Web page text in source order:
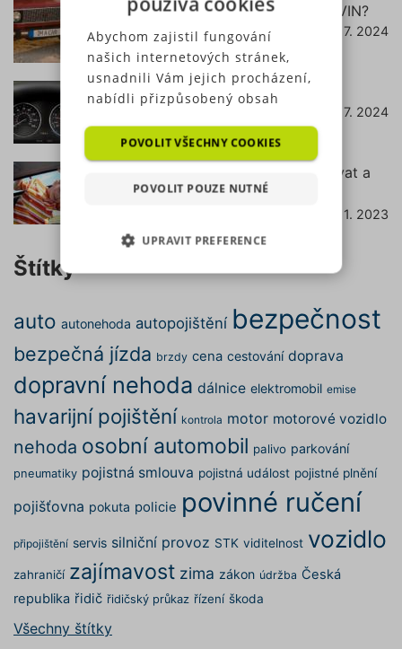
Jak zjistit pojištění podle RZ (SPZ) a VIN?
číst dále 18. 7. 2024
Co znamená svítící kontrolka EPC?
22. 7. 2024
Podsedák do auta – od kdy ho používat a
jak vybrat ten správný?
7. 11. 2023
Štítky
auto autonehoda autopojištění bezpečnost
bezpečná jízda brzdy cena cestování doprava
dopravní nehoda dálnice elektromobil emise
havarijní pojištění kontrola motor motorové vozidlo
nehoda osobní automobil palivo parkování
pneumatiky pojistná smlouva pojistná událost pojistné plnění
pojišťovna pokuta policie povinné ručení
připojištění servis silniční provoz STK viditelnost vozidlo
zahraničí zajímavost zima zákon údržba Česká
republika řidič řidičský průkaz řízení škoda
Všechny štítky
Abychom zajistil fungování
našich internetových stránek,
usnadnili Vám jejich procházení,
nabídli přizpůsobený obsah
analyzovat návštěvnost,
využíváme soubory cookies,
které sdílíme se svými partnery
(výkonové soubory, soubory
nezařazené soubory) můžeme
předchozím souhlasem, který
můžete udělit zaškrtnutím
políčka u příslušného druhu
cookies pod tlačítkem „Upravit
preference“. Souhlas s použitím
všech těchto typů cookies
můžete udělit také jednoduše
jedním kliknutím na tlačítko
„Povolit všechny cookies“. Pokud
si nepřejete udělit souhlas s
volitelných typů cookies, klikněte
na tlačítko „Povolit pouze nutné
cookies“, a my budeme využívat
cookies, jejichž použití je
POVOLIT VŠECHNY COOKIES
POVOLIT POUZE NUTNÉ
UPRAVIT PREFERENCE
NEZBYTNĚ NUTNÉ SOUBORY
VÝKONOVÉ SOUBORY
SOUBORY CÍLENÍ
FUNKČNÍ SOUBORY
NEZAŘAZENÉ SOUBORY
Nezbytně nutné soubory
Funkční soubory
Nezařazené soubory
zprostředkovávají základní funkčnost stránky,